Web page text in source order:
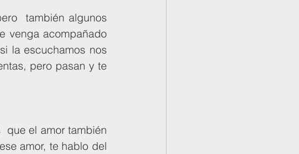
venga acompañado
la escuchamos nos
pero pasan y te
amor, te hablo del